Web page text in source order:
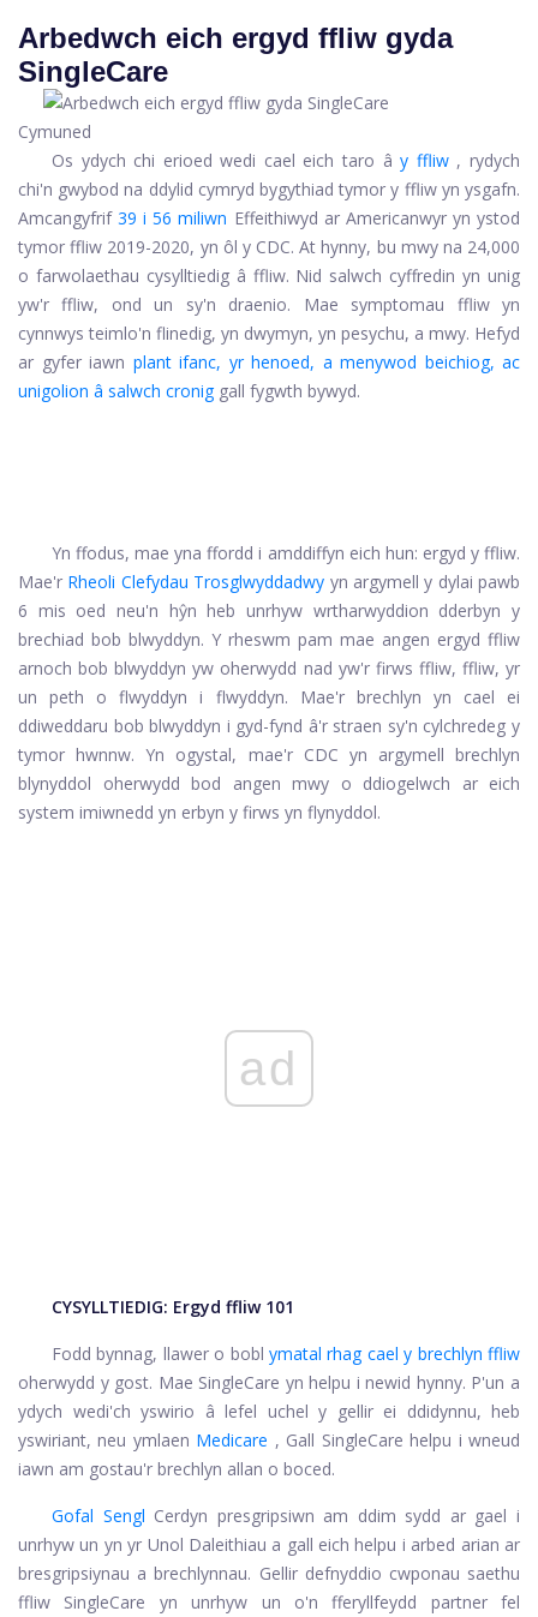
Arbedwch eich ergyd ffliw gyda
SingleCare
Cymuned
Os ydych chi erioed wedi cael eich taro â y ffliw , rydych
chi'n gwybod na ddylid cymryd bygythiad tymor y ffliw yn ysgafn.
Amcangyfrif 39 i 56 miliwn Effeithiwyd ar Americanwyr yn ystod
tymor ffliw 2019-2020, yn ôl y CDC. At hynny, bu mwy na 24,000
o farwolaethau cysylltiedig â ffliw. Nid salwch cyffredin yn unig
yw'r ffliw, ond un sy'n draenio. Mae symptomau ffliw yn
cynnwys teimlo'n flinedig, yn dwymyn, yn pesychu, a mwy. Hefyd
ar gyfer iawn plant ifanc, yr henoed, a menywod beichiog, ac
unigolion â salwch cronig gall fygwth bywyd.
Yn ffodus, mae yna ffordd i amddiffyn eich hun: ergyd y ffliw.
Mae'r Rheoli Clefydau Trosglwyddadwy yn argymell y dylai pawb
6 mis oed neu'n hŷn heb unrhyw wrtharwyddion dderbyn y
brechiad bob blwyddyn. Y rheswm pam mae angen ergyd ffliw
arnoch bob blwyddyn yw oherwydd nad yw'r firws ffliw, ffliw, yr
un peth o flwyddyn i flwyddyn. Mae'r brechlyn yn cael ei
ddiweddaru bob blwyddyn i gyd-fynd â'r straen sy'n cylchredeg y
tymor hwnnw. Yn ogystal, mae'r CDC yn argymell brechlyn
blynyddol oherwydd bod angen mwy o ddiogelwch ar eich
system imiwnedd yn erbyn y firws yn flynyddol.
ad
CYSYLLTIEDIG: Ergyd ffliw 101
Fodd bynnag, llawer o bobl ymatal rhag cael y brechlyn ffliw
oherwydd y gost. Mae SingleCare yn helpu i newid hynny. P'un a
ydych wedi'ch yswirio â lefel uchel y gellir ei ddidynnu, heb
yswiriant, neu ymlaen Medicare , Gall SingleCare helpu i wneud
iawn am gostau'r brechlyn allan o boced.
Gofal Sengl Cerdyn presgripsiwn am ddim sydd ar gael i
unrhyw un yn yr Unol Daleithiau a gall eich helpu i arbed arian ar
bresgripsiynau a brechlynnau. Gellir defnyddio cwponau saethu
ffliw SingleCare yn unrhyw un o'n fferyllfeydd partner fel